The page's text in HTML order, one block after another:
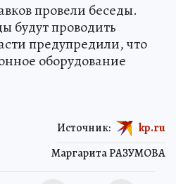
провели беседы.
будут проводить
предупредили, что
оборудование
Маргарита РАЗУМОВА
Источник: kp.ru